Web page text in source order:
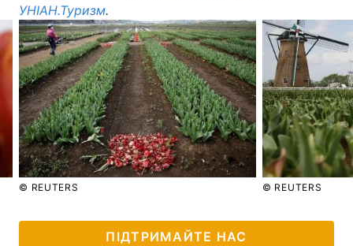
Тема оформлення
УНІАН.Туризм.
© REUTERS © REUTERS
ПІДТРИМАЙТЕ НАС